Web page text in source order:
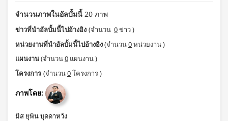
จำนวนภาพในอัลบั้มนี้ 20 ภาพ
ข่าวที่นำอัลบั้มนี้ไปอ้างอิง (จำนวน 0ข่าว )
หน่วยงานที่นำอัลบั้มนี้ไปอ้างอิง(จำนวน0หน่วยงาน )
แผนงาน(จำนวน0 แผนงาน )
โครงการ (จำนวน0โครงการ )
ภาพโดย:
มิส ยุพิน บุดดาหวัง